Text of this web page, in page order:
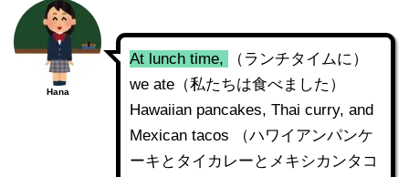
Hana
At lunch time,
（ランチタイムに）
we ate（私たちは食べました）
Hawaiian pancakes, Thai curry, and
Mexican tacos （ハワイアンパンケ
ーキとタイカレーとメキシカンタコ